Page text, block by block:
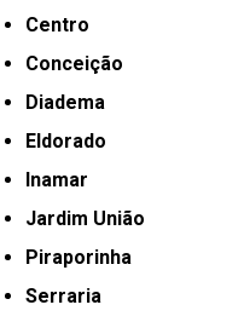
Centro
Conceição
Diadema
Eldorado
Inamar
Jardim União
Piraporinha
Serraria